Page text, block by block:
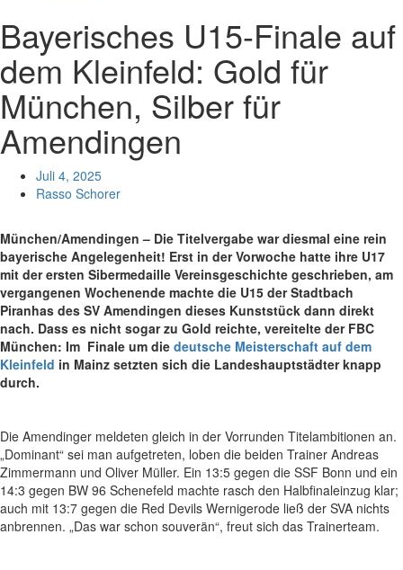
Bayerisches U15-Finale auf
dem Kleinfeld: Gold für
München, Silber für
Amendingen
Juli 4, 2025
Rasso Schorer
München/Amendingen – Die Titelvergabe war diesmal eine rein
bayerische Angelegenheit! Erst in der Vorwoche hatte ihre U17
mit der ersten Sibermedaille Vereinsgeschichte geschrieben, am
vergangenen Wochenende machte die U15 der Stadtbach
Piranhas des SV Amendingen dieses Kunststück dann direkt
nach. Dass es nicht sogar zu Gold reichte, vereitelte der FBC
München: Im Finale um die deutsche Meisterschaft auf dem
Kleinfeld in Mainz setzten sich die Landeshauptstädter knapp
durch.
Die Amendinger meldeten gleich in der Vorrunden Titelambitionen an.
„Dominant“ sei man aufgetreten, loben die beiden Trainer Andreas
Zimmermann und Oliver Müller. Ein 13:5 gegen die SSF Bonn und ein
14:3 gegen BW 96 Schenefeld machte rasch den Halbfinaleinzug klar;
auch mit 13:7 gegen die Red Devils Wernigerode ließ der SVA nichts
anbrennen. „Das war schon souverän“, freut sich das Trainerteam.